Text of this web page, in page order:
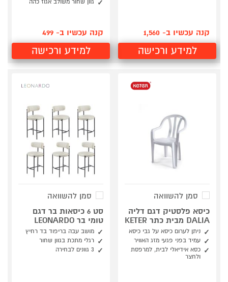
קנה עכשיו ב- 1,560
למידע ורכישה
גוון שחור משולב אגוז כהה
קנה עכשיו ב- 499
למידע ורכישה
סמן להשוואה
כיסא פלסטיק דגם דליה
DALIA מבית כתר KETER
ניתן לערום כיסא על גבי כיסא
עמיד בפני פגעי מזג האוויר
כסא אידיאלי לבית, למרפסת
ולחצר
סמן להשוואה
סט 6 כיסאות בר דגם
טומי בר LEONARDO
מושב עבה בריפוד בד רחיץ
רגלי מתכת בגוון שחור
3 גוונים לבחירה